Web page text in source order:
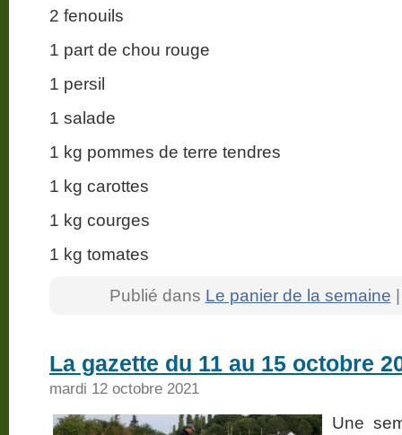
2 fenouils
1 part de chou rouge
1 persil
1 salade
1 kg pommes de terre tendres
1 kg carottes
1 kg courges
1 kg tomates
Publié dans Le panier de la semaine
La gazette du 11 au 15 octobre
mardi 12 octobre 2021
Une